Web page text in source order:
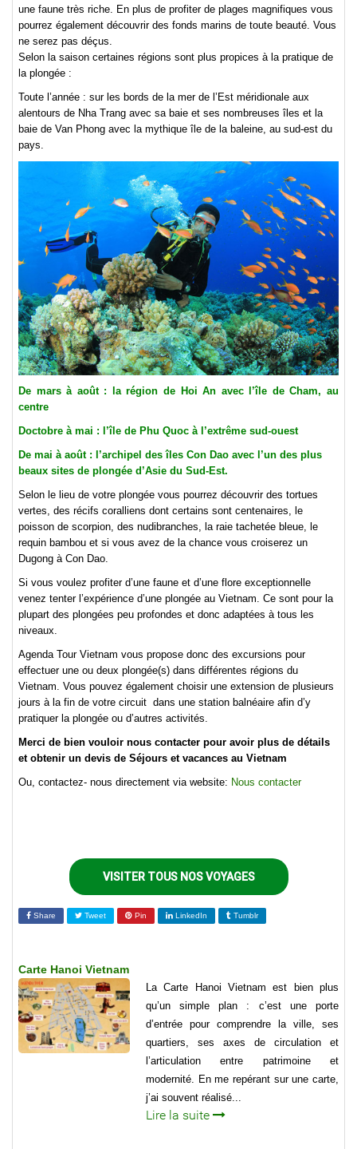
une faune très riche. En plus de profiter de plages magnifiques vous
pourrez également découvrir des fonds marins de toute beauté. Vous
ne serez pas déçus.
Selon la saison certaines régions sont plus propices à la pratique de
la plongée :
Toute l’année : sur les bords de la mer de l’Est méridionale aux
alentours de Nha Trang avec sa baie et ses nombreuses îles et la
baie de Van Phong avec la mythique île de la baleine, au sud-est du
pays.
De mars à août : la région de Hoi An avec l’île de Cham, au
centre
Doctobre à mai : l’île de Phu Quoc à l’extrême sud-ouest
De mai à août : l’archipel des îles Con Dao avec l’un des plus
beaux sites de plongée d’Asie du Sud-Est.
Selon le lieu de votre plongée vous pourrez découvrir des tortues
vertes, des récifs coralliens dont certains sont centenaires, le
poisson de scorpion, des nudibranches, la raie tachetée bleue, le
requin bambou et si vous avez de la chance vous croiserez un
Dugong à Con Dao.
Si vous voulez profiter d’une faune et d’une flore exceptionnelle
venez tenter l’expérience d’une plongée au Vietnam. Ce sont pour la
plupart des plongées peu profondes et donc adaptées à tous les
niveaux.
Agenda Tour Vietnam vous propose donc des excursions pour
effectuer une ou deux plongée(s) dans différentes régions du
Vietnam. Vous pouvez également choisir une extension de plusieurs
jours à la fin de votre circuit dans une station balnéaire afin d’y
pratiquer la plongée ou d’autres activités.
Merci de bien vouloir nous contacter pour avoir plus de détails
et obtenir un devis de Séjours et vacances au Vietnam
Ou, contactez- nous directement via website: Nous contacter
VISITER TOUS NOS VOYAGES
Share Tweet Pin LinkedIn Tumblr
Carte Hanoi Vietnam
La Carte Hanoi Vietnam est bien plus
qu’un simple plan : c’est une porte
d’entrée pour comprendre la ville, ses
quartiers, ses axes de circulation et
l’articulation entre patrimoine et
modernité. En me repérant sur une carte,
j’ai souvent réalisé...
Lire la suite